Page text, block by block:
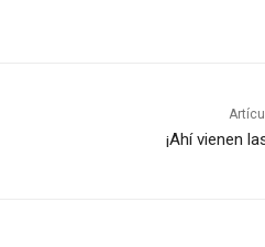
¡Ahí vienen